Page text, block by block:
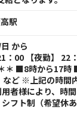
駅
から
：00 【夜勤】 22
■8時から17時
ど ※上記の時間
者様により、時間
フト制（希望休あ